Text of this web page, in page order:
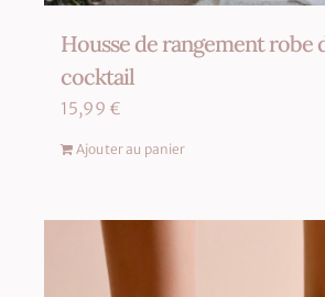
Housse de rangement robe
cocktail
15,99 €
Ajouter au panier